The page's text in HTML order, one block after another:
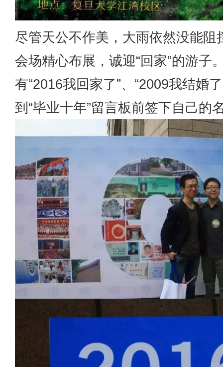
尽管天公不作美，大雨依然没能
会场精心布展，诚迎“回家”的游子
有“2016我回家了”、“2009我结婚
到“毕业十年”留言板前签下自己